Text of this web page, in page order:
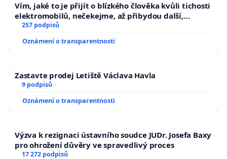
Vím, jaké to je přijít o blízkého člověka kvůli tichosti
elektromobilů, nečekejme, až přibydou další,
zaveďme slyšitelná auta!
257 podpisů
Oznámení o transparentnosti
Zastavte prodej Letiště Václava Havla
9 podpisů
Oznámení o transparentnosti
Výzva k rezignaci ústavního soudce JUDr. Josefa Baxy
pro ohrožení důvěry ve spravedlivý proces
17 272 podpisů